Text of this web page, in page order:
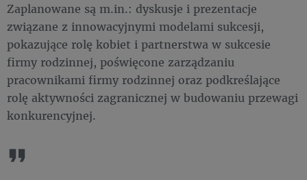
Zaplanowane są m.in.: dyskusje i prezentacje
związane z innowacyjnymi modelami sukcesji,
pokazujące rolę kobiet i partnerstwa w sukcesie
firmy rodzinnej, poświęcone zarządzaniu
pracownikami firmy rodzinnej oraz podkreślające
rolę aktywności zagranicznej w budowaniu przewagi
konkurencyjnej.